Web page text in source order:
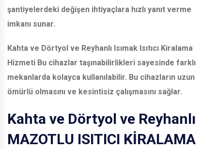
şantiyelerdeki değişen ihtiyaçlara hızlı yanıt verme
imkanı sunar.
Kahta ve Dörtyol ve Reyhanlı Isımak Isıtıcı Kiralama
Hizmeti Bu cihazlar taşınabilirlikleri sayesinde farklı
mekanlarda kolayca kullanılabilir. Bu cihazların uzun
ömürlü olmasını ve kesintisiz çalışmasını sağlar.
Kahta ve Dörtyol ve Reyhanlı
MAZOTLU ISITICI KİRALAMA